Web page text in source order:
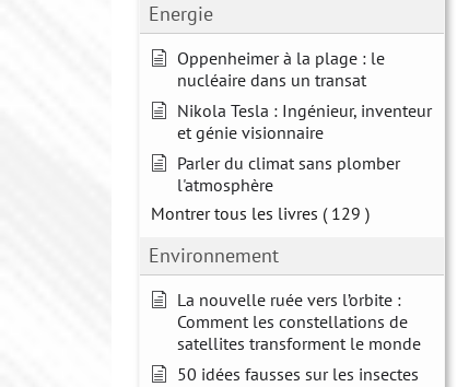
Energie
Oppenheimer à la plage : le
nucléaire dans un transat
Nikola Tesla : Ingénieur, inventeur
et génie visionnaire
Parler du climat sans plomber
l'atmosphère
Montrer tous les livres ( 129 )
Environnement
La nouvelle ruée vers l’orbite :
Comment les constellations de
satellites transforment le monde
50 idées fausses sur les insectes